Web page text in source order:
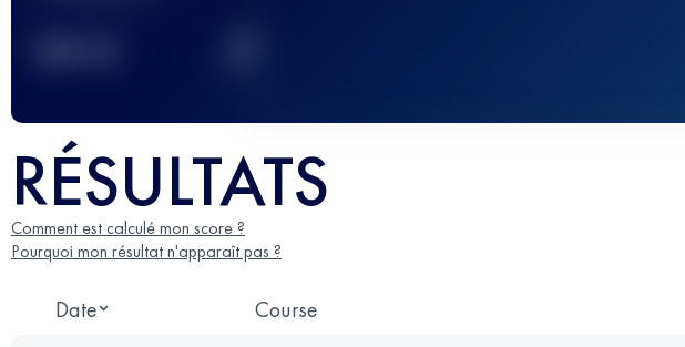
RÉSULTATS
Comment est calculé mon score ?
Pourquoi mon résultat n'apparaît pas ?
Date Course